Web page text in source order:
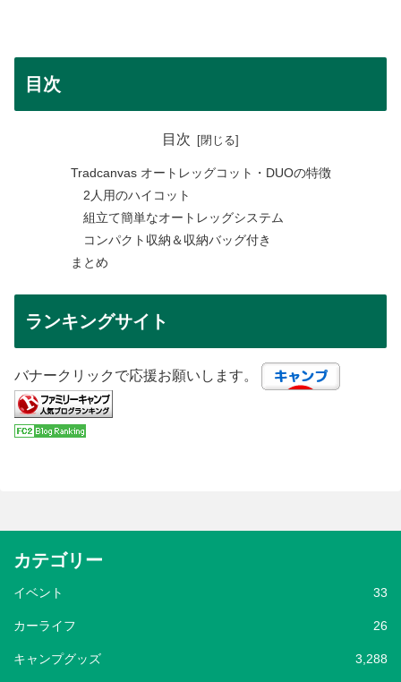
目次
目次
Tradcanvas オートレッグコット・DUOの特徴
2人用のハイコット
組立て簡単なオートレッグシステム
コンパクト収納＆収納バッグ付き
まとめ
ランキングサイト
バナークリックで応援お願いします。
カテゴリー
イベント 33
カーライフ 26
キャンプグッズ 3,288